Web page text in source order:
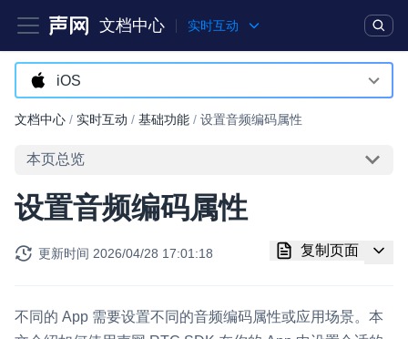
文档中心 实时互动
产品
突破传统文字交互模式，与 AI 进行高拟真、自然流畅的实时语
扩展性和更优秀的互动效果
iOS
Android
iOS
macOS
Web
Windows
小程序
文档中心 / 实时互动 / 基础功能 / 设置音频编码属性
本页总览
设置音频编码属性
更新时间 2026/04/28 17:01:18 复制页面
不同的 App 需要设置不同的音频编码属性或应用场景。本